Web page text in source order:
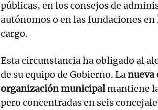
públicas, en los consejos de
autónomos o en las fundaciones
cargo.
Esta circunstancia ha obligado al
de su equipo de Gobierno. Lanueva
organización municipalmantiene
pero concentradas en seis